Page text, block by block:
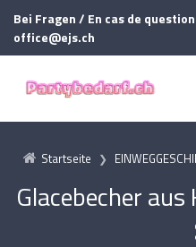
Bei Fragen / En cas de
office@ejs.ch
Startseite
Glacebecher